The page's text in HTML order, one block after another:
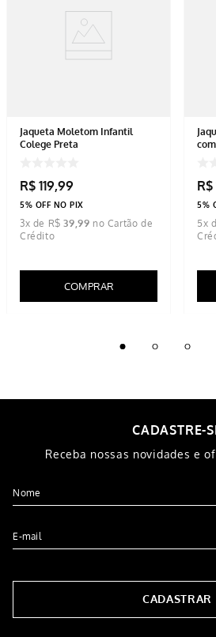
Jaqueta Moletom Infantil
Colege Preta
R$ 119,99
5% OFF NO PIX
3x de R$ 39 ,99
COMPRAR
R$
5%
5x
CADASTRE-
Receba nossas novidades e
CADASTRAR